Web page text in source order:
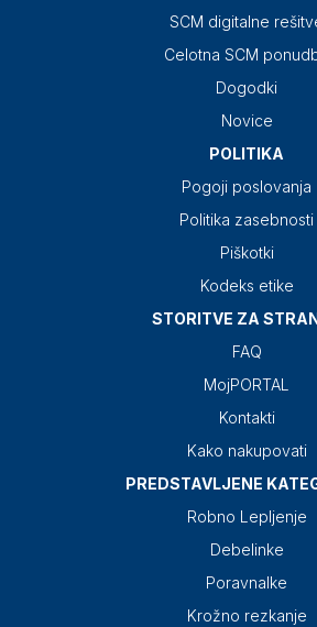
SCM digitalne
Celotna SCM
Dogodki
Novice
POLITIKA
Pogoji poslovanja
Politika zasebnosti
Piškotki
Kodeks etike
STORITVE ZA
FAQ
MojPORTAL
Kontakti
Kako nakupovati
PREDSTAVLJENE
Robno Lepljenje
Debelinke
Poravnalke
Krožno rezkanje